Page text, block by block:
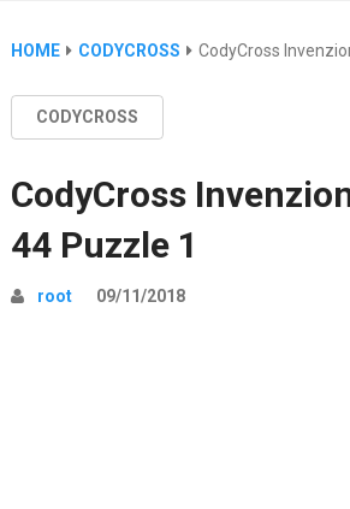
HOME CODYCROSS CodyCross
CODYCROSS
CodyCross
44 Puzzle 1
root 09/11/2018